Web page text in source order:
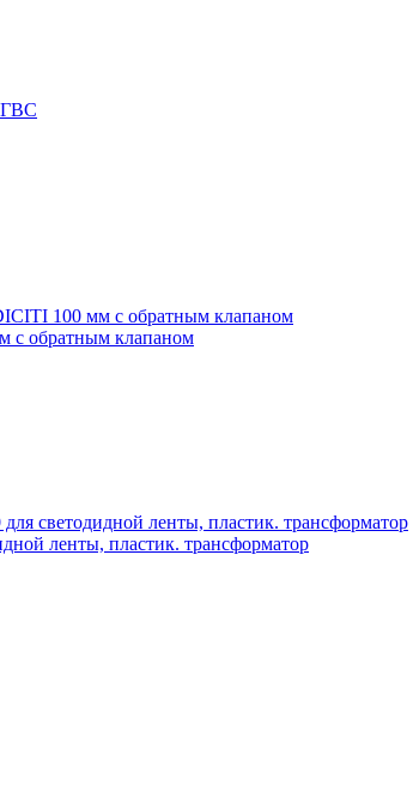
с обратным клапаном
ленты, пластик. трансформатор